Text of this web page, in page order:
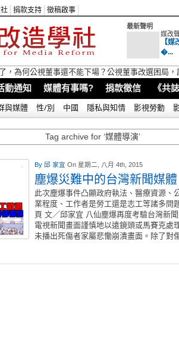
捐款支持 徵稿啟事
最新聲明
媒改
【
�...
，為何公視董事還不能下場？公視董事改選困局
動通知 媒體有事嗎? 捐款徵信 《共
與媒體 性/別 中國 隱私與知情 影視勞動
Tag archive for ‘媒體導演’
By 邱 家宜 On 星期二, 八月 4th, 2015
塵爆災難中的台灣新聞媒體
此次塵爆事件凸顯政府執法、醫療資源、
業程度、工作者是勞工還是志工等諸多問
頁 文／邱家宜 八仙塵爆再度考驗台灣新
電視新聞畫面謹慎地以遠鏡頭或馬賽克處
未播出死傷者家屬悲慟崩潰畫面。除了對